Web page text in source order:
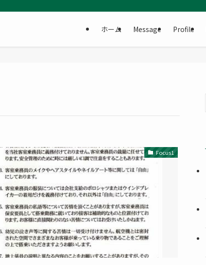
ホーム Message Profile
Focus1